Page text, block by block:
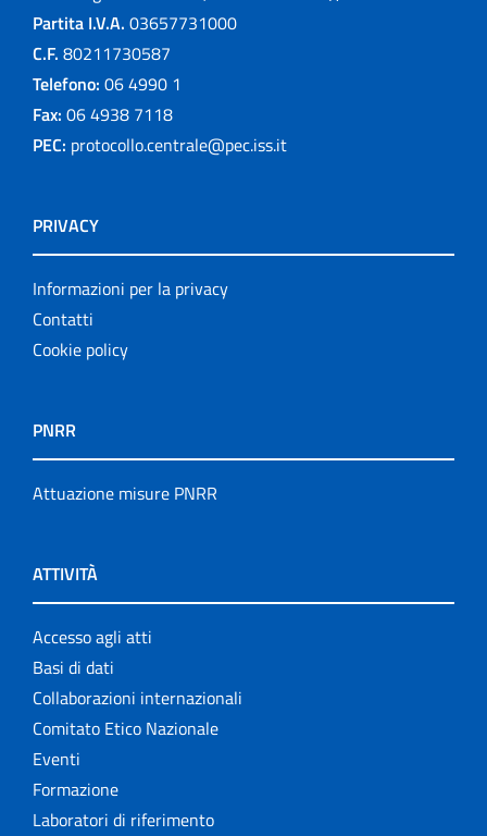
Partita I.V.A. 03657731000
C.F. 80211730587
Telefono: 06 4990 1
Fax: 06 4938 7118
PEC: protocollo.centrale@pec.iss.it
PRIVACY
Informazioni per la privacy
Contatti
Cookie policy
PNRR
Attuazione misure PNRR
ATTIVITÀ
Accesso agli atti
Basi di dati
Collaborazioni internazionali
Comitato Etico Nazionale
Eventi
Formazione
Laboratori di riferimento